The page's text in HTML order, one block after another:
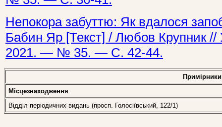
Непокора забуттю: Як вдалося
Бабин Яр [Текст] / Любов Крупник //
2021. — № 35. — С. 42-44.
Примірники
Місцезнаходження
Відділ періодичних видань (просп. Голосіївський, 122/1)